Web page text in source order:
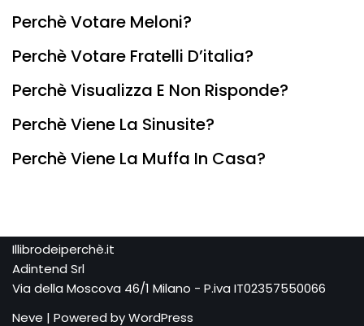
Perchè Votare Meloni?
Perchè Votare Fratelli D’italia?
Perchè Visualizza E Non Risponde?
Perchè Viene La Sinusite?
Perchè Viene La Muffa In Casa?
Illibrodeiperchè.it
Adintend Srl
Via della Moscova 46/1 Milano - P.iva IT02357550066
Neve | Powered byWordPress